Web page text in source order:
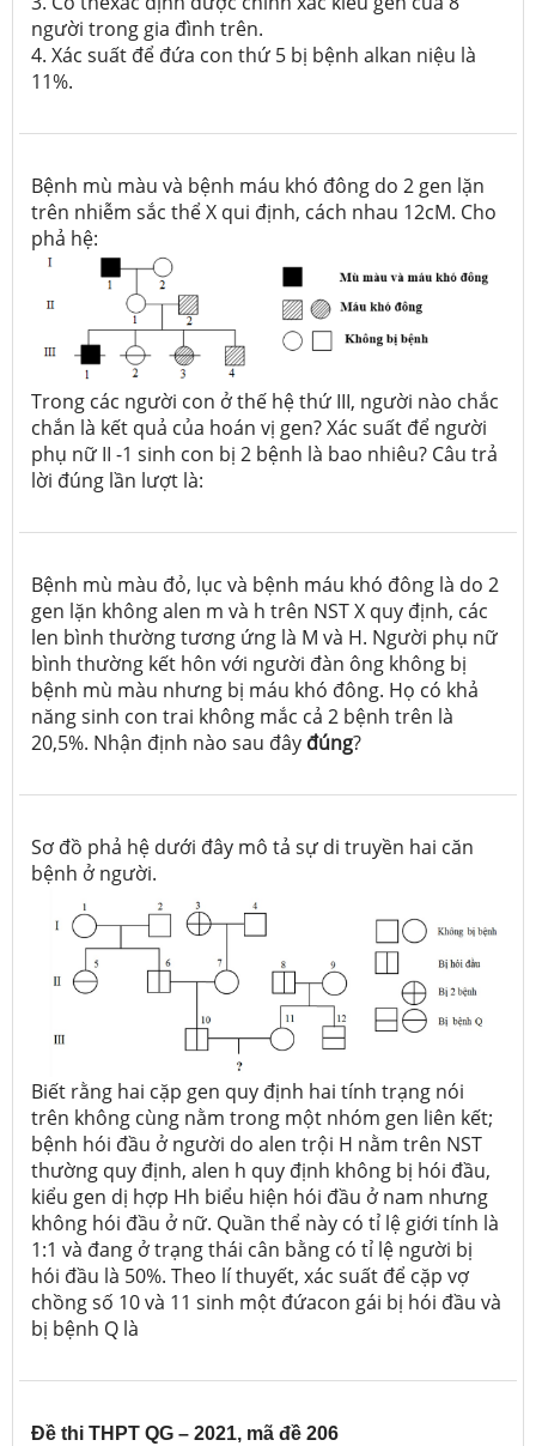
người trong gia đình trên.
4. Xác suất để đứa con thứ 5 bị bệnh alkan niệu là
11%.
Bệnh mù màu và bệnh máu khó đông do 2 gen lặn
trên nhiễm sắc thể X qui định, cách nhau 12cM. Cho
phả hệ:
Trong các người con ở thế hệ thứ III, người nào chắc
chắn là kết quả của hoán vị gen? Xác suất để người
phụ nữ II -1 sinh con bị 2 bệnh là bao nhiêu? Câu trả
lời đúng lần lượt là:
Bệnh mù màu đỏ, lục và bệnh máu khó đông là do 2
gen lặn không alen m và h trên NST X quy định, các
len bình thường tương ứng là M và H. Người phụ nữ
bình thường kết hôn với người đàn ông không bị
bệnh mù màu nhưng bị máu khó đông. Họ có khả
năng sinh con trai không mắc cả 2 bệnh trên là
20,5%. Nhận định nào sau đây đúng?
Sơ đồ phả hệ dưới đây mô tả sự di truyền hai căn
bệnh ở người.
Biết rằng hai cặp gen quy định hai tính trạng nói
trên không cùng nằm trong một nhóm gen liên kết;
bệnh hói đầu ở người do alen trội H nằm trên NST
thường quy định, alen h quy định không bị hói đầu,
kiểu gen dị hợp Hh biểu hiện hói đầu ở nam nhưng
không hói đầu ở nữ. Quần thể này có tỉ lệ giới tính là
1:1 và đang ở trạng thái cân bằng có tỉ lệ người bị
hói đầu là 50%. Theo lí thuyết, xác suất để cặp vợ
chồng số 10 và 11 sinh một đứacon gái bị hói đầu và
bị bệnh Q là
Đề thi THPT QG – 2021, mã đề 206